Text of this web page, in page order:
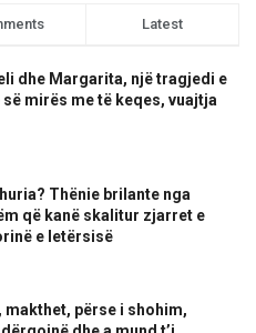
Latest
dhe Margarita, një tragjedi e
mirës me të keqes, vuajtja
Thënie brilante nga
që kanë skalitur zjarret e
e letërsisë
makthet, përse i shohim,